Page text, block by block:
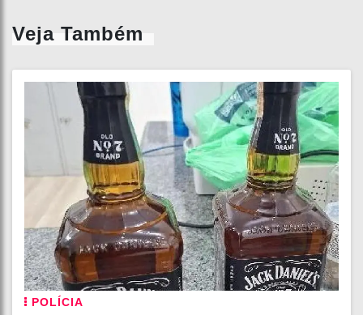
Veja Também
POLÍCIA